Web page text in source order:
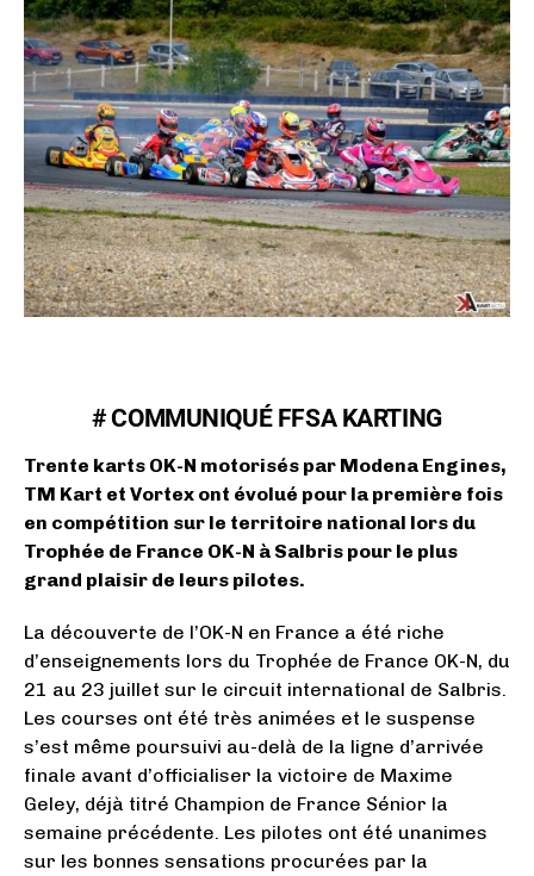
# COMMUNIQUÉ FFSA KARTING
Trente karts OK-N motorisés par Modena Engines,
TM Kart et Vortex ont évolué pour la première fois
en compétition sur le territoire national lors du
Trophée de France OK-N à Salbris pour le plus
grand plaisir de leurs pilotes.
La découverte de l’OK-N en France a été riche
d’enseignements lors du Trophée de France OK-N, du
21 au 23 juillet sur le circuit international de Salbris.
Les courses ont été très animées et le suspense
s’est même poursuivi au-delà de la ligne d’arrivée
finale avant d’officialiser la victoire de Maxime
Geley, déjà titré Champion de France Sénior la
semaine précédente. Les pilotes ont été unanimes
sur les bonnes sensations procurées par la